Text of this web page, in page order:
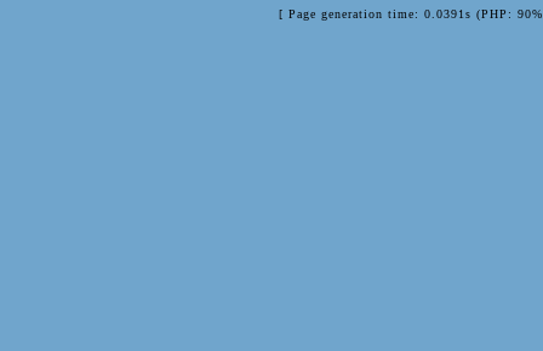
[ Page generation time: 0.0391s (PHP: